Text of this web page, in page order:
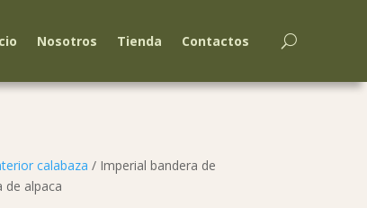
Nosotros Tienda Contactos
calabaza / Imperial bandera de
de alpaca